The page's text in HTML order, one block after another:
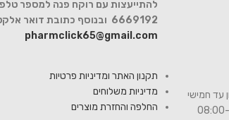
6669192 ובנוסף כתובת דואר אלקטרוני
pharmclick65@gmail.com
תקנון האתר ומדיניות פרטיות
מדיניות משלוחים
החלפה והחזרת מוצרים
עד חמישי